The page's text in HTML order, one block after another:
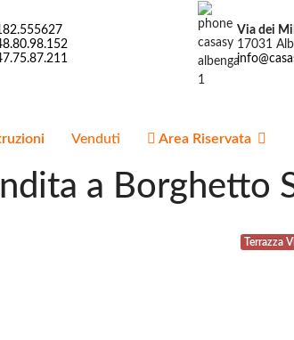
Via dei
17031
Venduti Area Riservata
a Borghetto
Terrazza